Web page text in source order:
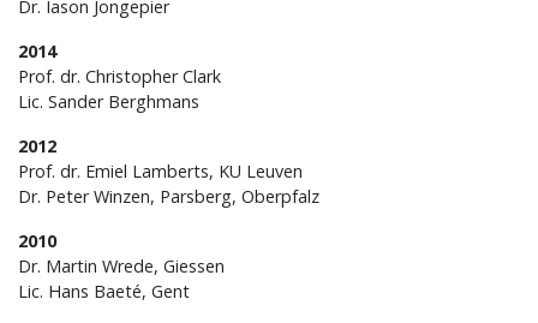
Dr. Iason Jongepier
2014
Prof. dr. Christopher Clark
Lic. Sander Berghmans
2012
Prof. dr. Emiel Lamberts, KU Leuven
Dr. Peter Winzen, Parsberg, Oberpfalz
2010
Dr. Martin Wrede, Giessen
Lic. Hans Baeté, Gent